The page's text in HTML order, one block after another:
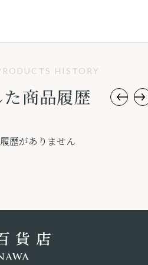
HISTORY
商品履歴
歴がありません